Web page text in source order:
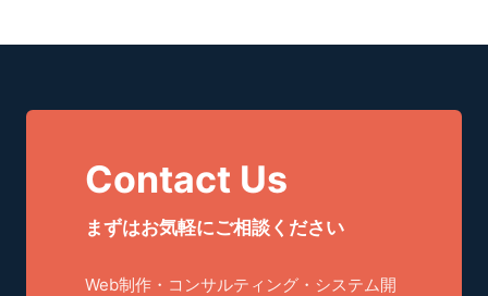
Contact Us
まずはお気軽にご相談ください
Web制作・コンサルティング・システム開